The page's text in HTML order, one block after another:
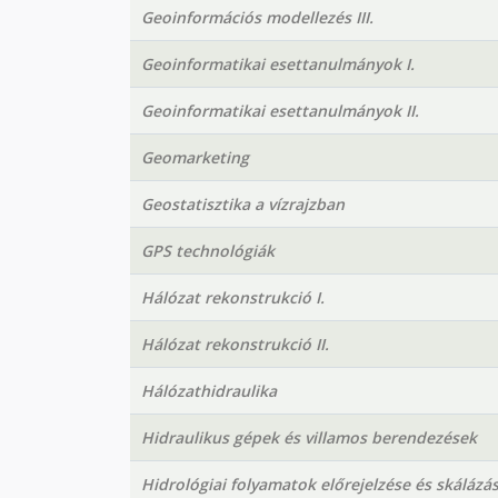
Geoinformációs modellezés III.
Geoinformatikai esettanulmányok I.
Geoinformatikai esettanulmányok II.
Geomarketing
Geostatisztika a vízrajzban
GPS technológiák
Hálózat rekonstrukció I.
Hálózat rekonstrukció II.
Hálózathidraulika
Hidraulikus gépek és villamos berendezések
Hidrológiai folyamatok előrejelzése és